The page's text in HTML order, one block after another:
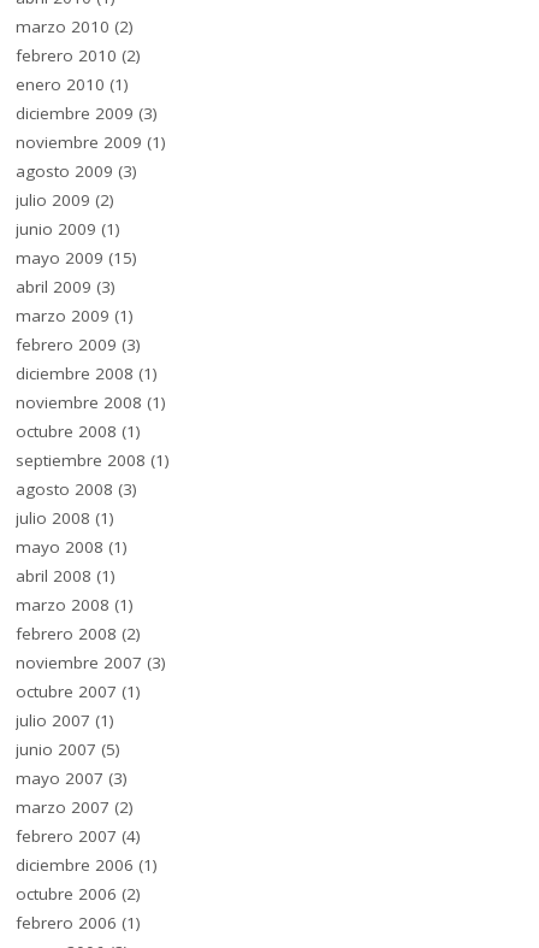
marzo 2010 (2)
febrero 2010 (2)
enero 2010 (1)
diciembre 2009 (3)
noviembre 2009 (1)
agosto 2009 (3)
julio 2009 (2)
junio 2009 (1)
mayo 2009 (15)
abril 2009 (3)
marzo 2009 (1)
febrero 2009 (3)
diciembre 2008 (1)
noviembre 2008 (1)
octubre 2008 (1)
septiembre 2008 (1)
agosto 2008 (3)
julio 2008 (1)
mayo 2008 (1)
abril 2008 (1)
marzo 2008 (1)
febrero 2008 (2)
noviembre 2007 (3)
octubre 2007 (1)
julio 2007 (1)
junio 2007 (5)
mayo 2007 (3)
marzo 2007 (2)
febrero 2007 (4)
diciembre 2006 (1)
octubre 2006 (2)
febrero 2006 (1)